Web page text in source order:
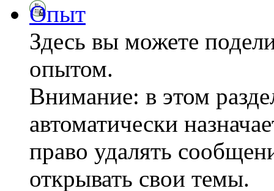
Опыт
Здесь вы можете
опытом.
Внимание: в этом
автоматически
право удалять
открывать свои темы.